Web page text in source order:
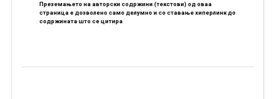
Преземањето на авторски содржини (текстови) од оваа
страница е дозволено само делумно и со ставање хиперлинк до
содржината што се цитира